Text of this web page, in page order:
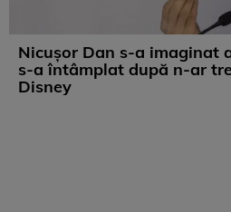
Nicușor Dan s-a imaginat
s-a întâmplat după n-ar
Disney